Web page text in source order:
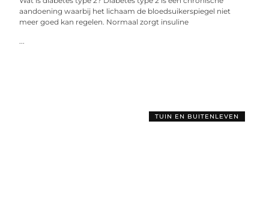
aandoening waarbij het lichaam de bloedsuikerspiegel niet
meer goed kan regelen. Normaal zorgt insuline
...
TUIN EN BUITENLEVEN